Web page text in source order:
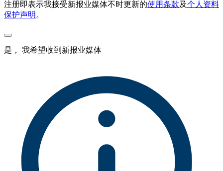
注册即表示我接受新报业媒体不时更新的使用条款及个人资料
保护声明 。
是， 我希望收到新报业媒体